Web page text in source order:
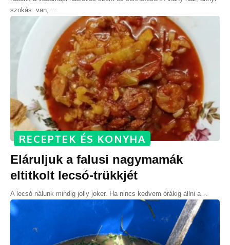
szokás: van,
RECEPTEK ÉS KONYHA
Eláruljuk a falusi nagymamák
eltitkolt lecsó-trükkjét
A lecsó nálunk mindig jolly joker. Ha nincs kedvem órákig állni a